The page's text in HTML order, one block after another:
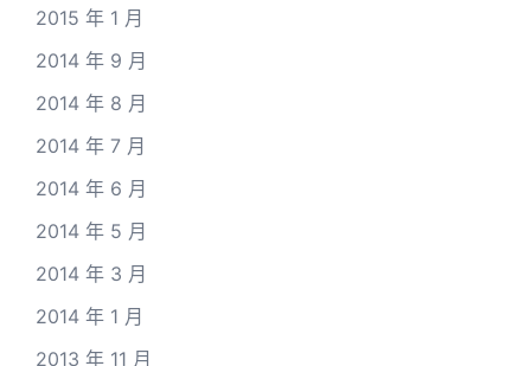
2015 年 1 月
2014 年 9 月
2014 年 8 月
2014 年 7 月
2014 年 6 月
2014 年 5 月
2014 年 3 月
2014 年 1 月
2013 年 11 月